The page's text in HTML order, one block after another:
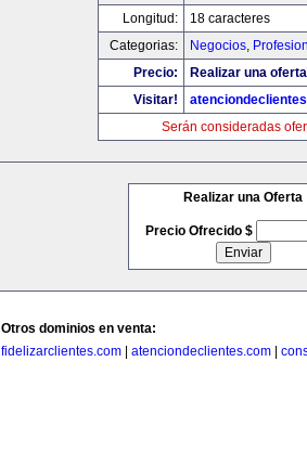
Longitud:
18 caracteres
Categorias:
Negocios,
Precio:
Realizar una
Visitar!
Serán consideradas
Realizar una Oferta
Precio Ofrecido $
Otros dominios en venta:
fidelizarclientes.com
atenciondeclientes.com